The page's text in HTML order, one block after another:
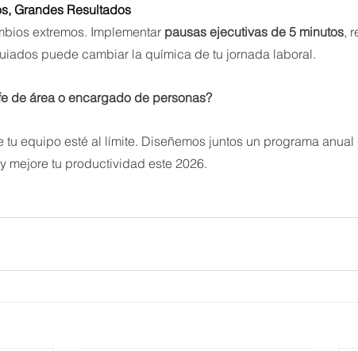
Grandes Resultados
extremos. Implementar pausas ejecutivas de 5 minutos,
puede cambiar la química de tu jornada laboral.
de área o encargado de personas?
tu equipo esté al límite. Diseñemos juntos un programa
mejore tu productividad este 2026.